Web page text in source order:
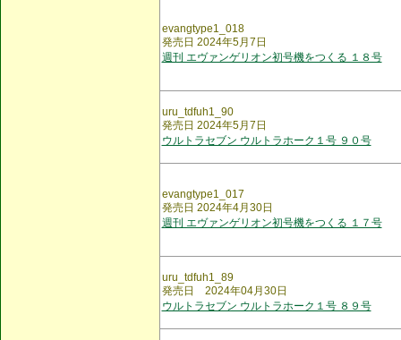
evangtype1_018
発売日 2024年5月7日
週刊 エヴァンゲリオン初号機をつくる １８号
uru_tdfuh1_90
発売日 2024年5月7日
ウルトラセブン ウルトラホーク１号 ９０号
evangtype1_017
発売日 2024年4月30日
週刊 エヴァンゲリオン初号機をつくる １７号
uru_tdfuh1_89
発売日 2024年04月30日
ウルトラセブン ウルトラホーク１号 ８９号